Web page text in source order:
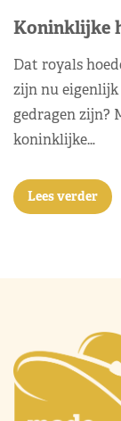
Koninklijke
Dat royals
zijn nu
gedragen zijn?
koninklijke…
Lees verder